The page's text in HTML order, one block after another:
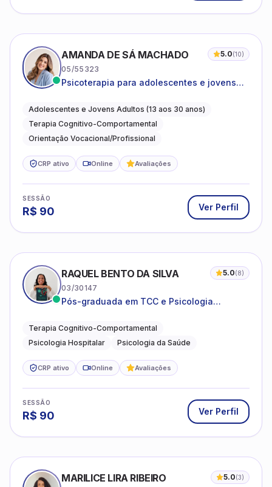
AMANDA DE SÁ MACHADO 5.0(10)
05/55323
Psicoterapia para adolescentes e jovens
autoestima, relações e orientação
profissional
Adolescentes e Jovens Adultos (13 aos 30 anos)
Terapia Cognitivo-Comportamental
Orientação Vocacional/Profissional
CRP ativo Online Avaliações
SESSÃO
R$ 90 Ver Perfil
RAQUEL BENTO DA SILVA 5.0(8)
03/30147
Pós-graduada em TCC e Psicologia
Terapia Cognitivo-Comportamental
Psicologia Hospitalar
Psicologia da Saúde
CRP ativo Online Avaliações
SESSÃO
R$ 90 Ver Perfil
MARILICE LIRA RIBEIRO 5.0(3)